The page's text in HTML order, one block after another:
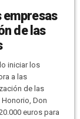
empresas
de las
iniciar los
a las
de las
Don
euros para